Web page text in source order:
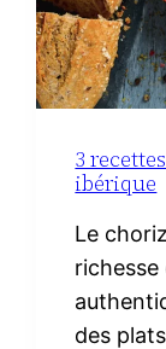
3
ibérique
Le
des